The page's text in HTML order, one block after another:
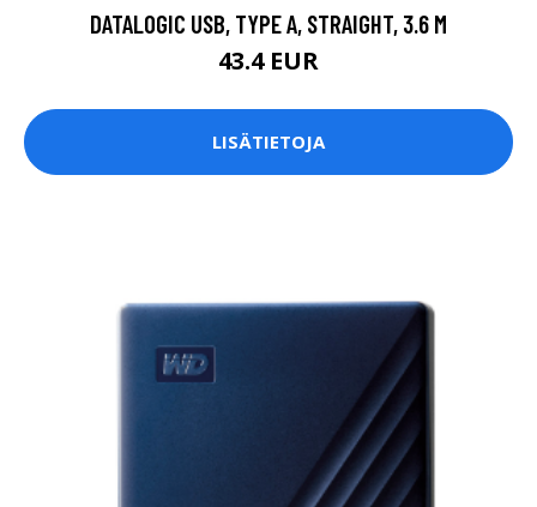
DATALOGIC USB, TYPE A, STRAIGHT, 3.6 M
43.4 EUR
LISÄTIETOJA